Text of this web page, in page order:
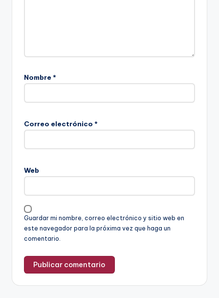
Nombre *
Correo electrónico *
Web
Guardar mi nombre, correo electrónico y sitio web en
este navegador para la próxima vez que haga un
comentario.